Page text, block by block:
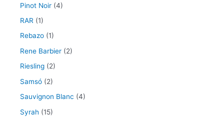
Pinot Noir (4)
RAR (1)
Rebazo (1)
Rene Barbier (2)
Riesling (2)
Samsó (2)
Sauvignon Blanc (4)
Syrah (15)